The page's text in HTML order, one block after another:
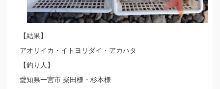
【結果】
アオリイカ・イトヨリダイ・アカハタ
【釣り人】
愛知県一宮市 柴田様・杉本様